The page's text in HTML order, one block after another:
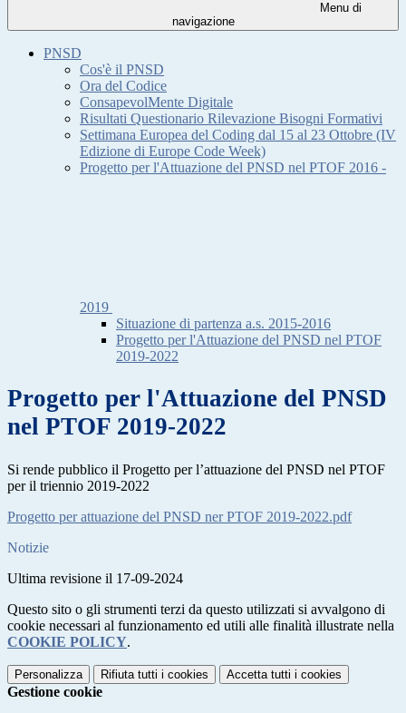
Menu di
navigazione
PNSD
Cos'è il PNSD
Ora del Codice
ConsapevolMente Digitale
Risultati Questionario Rilevazione Bisogni Formativi
Settimana Europea del Coding dal 15 al 23 Ottobre (IV
Edizione di Europe Code Week)
Progetto per l'Attuazione del PNSD nel PTOF 2016 -
2019
Situazione di partenza a.s. 2015-2016
Progetto per l'Attuazione del PNSD nel PTOF
2019-2022
Progetto per l'Attuazione del PNSD
nel PTOF 2019-2022
Si rende pubblico il Progetto per l’attuazione del PNSD nel PTOF
per il triennio 2019-2022
Progetto per attuazione del PNSD ner PTOF 2019-2022.pdf
Notizie
Ultima revisione il 17-09-2024
Questo sito o gli strumenti terzi da questo utilizzati si avvalgono di
cookie necessari al funzionamento ed utili alle finalità illustrate nella
COOKIE POLICY.
Personalizza Rifiuta tutti i cookies Accetta tutti i cookies
Gestione cookie